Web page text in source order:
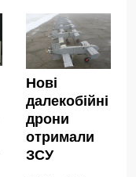
Нові
далекобійні
дрони
отримали
ЗСУ